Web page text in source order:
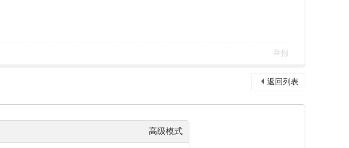
举报
返回列表
高级模式